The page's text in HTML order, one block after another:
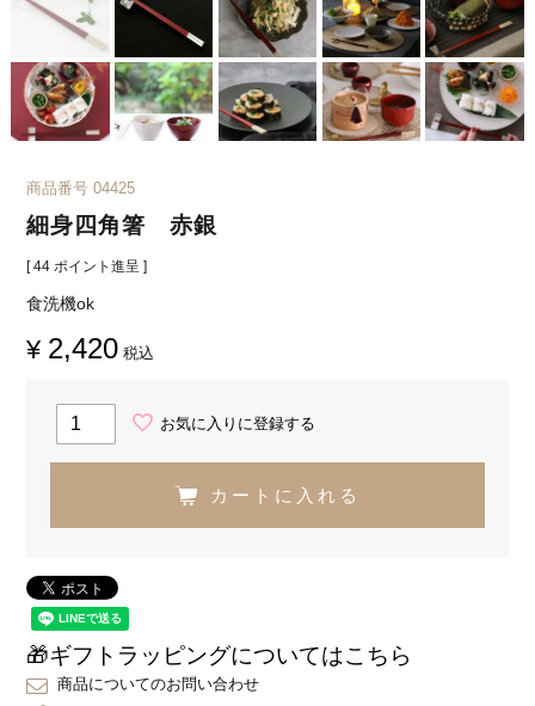
商品番号 04425
細身四角箸 赤銀
[ 44 ポイント進呈 ]
食洗機ok
¥ 2,420 税込
お気に入りに登録する
カートに入れる
🎁ギフトラッピングについてはこちら
商品についてのお問い合わせ